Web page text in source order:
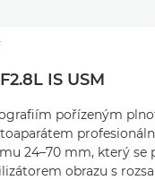
IS USM
pořízeným
24–70 mm, který se
obrazu s